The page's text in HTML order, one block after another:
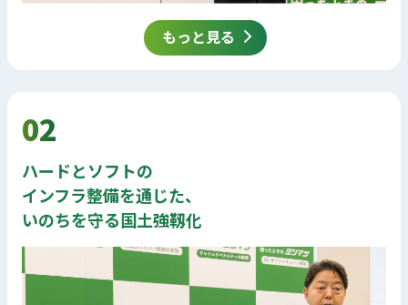
もっと見る
02
ハードとソフトの
インフラ整備を通じた、
いのちを守る国土強靱化